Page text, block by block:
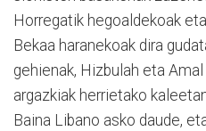
Horregatik hegoaldekoak
Bekaa haranekoak dira
gehienak, Hizbulah eta
argazkiak herrietako
Baina Libano asko daude,